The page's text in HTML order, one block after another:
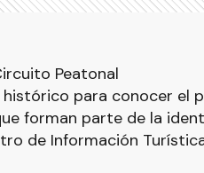
Peatonal
para conocer el
forman parte de la
de Información